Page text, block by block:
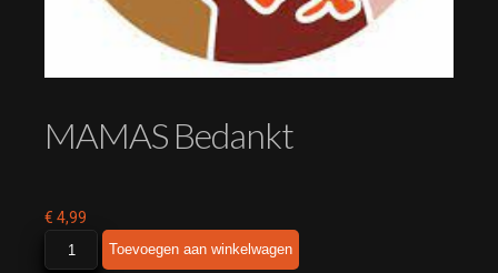
MAMAS Bedankt
€ 4,99
Bedankt
Toevoegen aan winkelwagen